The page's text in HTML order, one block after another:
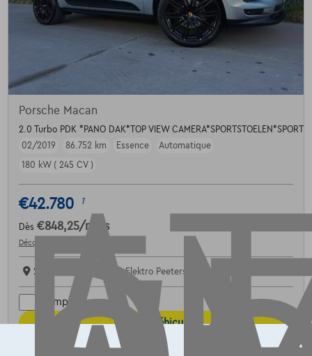
Porsche Macan
2.0 Turbo PDK *PANO DAK*TOP VIEW
02/2019
86.752 km Essence
Automatique
180 kW ( 245 CV )
€42.780 1
Dès €848,25/mois
Découvrez l’exemple chiffré complet
2390 Westmalle, Auto Elektro Peeters
Comparer
Voir le véhicule